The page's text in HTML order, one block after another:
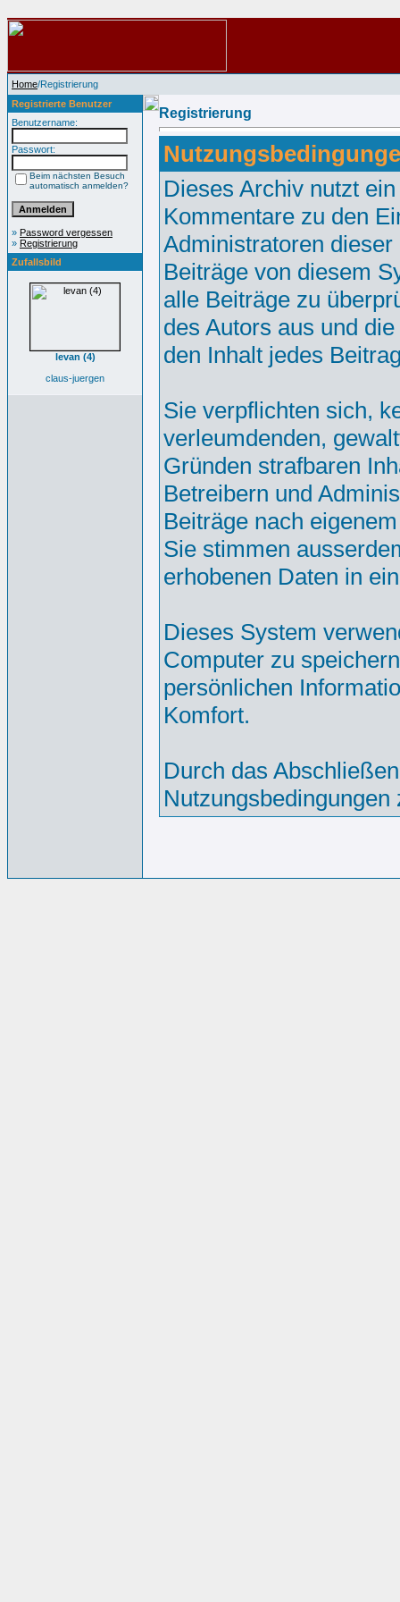
Home/Registrierung
Registrierte Benutzer
Benutzername:
Passwort:
Beim nächsten Besuch
automatisch anmelden?
» Password vergessen
» Registrierung
Zufallsbild
levan (4)
claus-juergen
Registrierung
Dieses Archiv nutzt
Kommentare zu den
Administratoren
Beiträge von diesem
alle Beiträge zu
des Autors aus und
den Inhalt jedes
Sie verpflichten sich,
verleumdenden,
Gründen strafbaren
Betreibern und
Beiträge nach
Sie stimmen
erhobenen Daten in
Dieses System
Computer zu
persönlichen
Komfort.
Durch das
Nutzungsbedingungen